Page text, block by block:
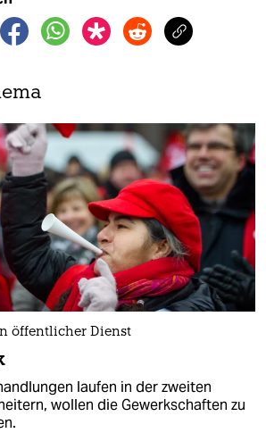
öffentlicher Dienst
laufen in der zweiten
wollen die Gewerkschaften zu